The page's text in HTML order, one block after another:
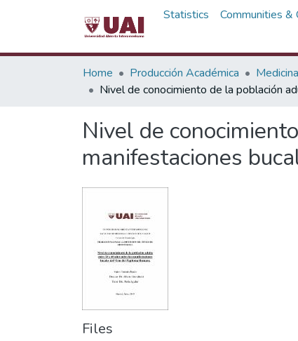
Statistics Communities &
Home Producción Académica
Nivel de conocimiento de la población
Nivel de
manifestaciones
Files